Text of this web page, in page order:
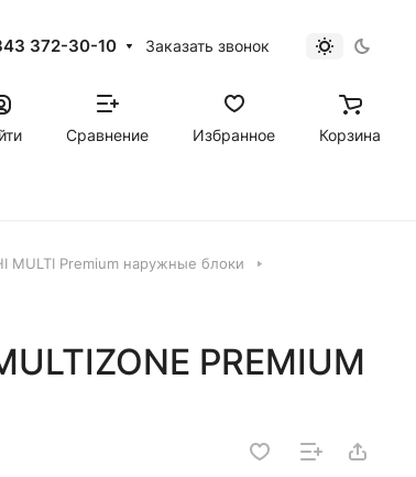
372-30-10 Заказать звонок
Сравнение Избранное Корзина
MULTI Premium наружные блоки
PREMIUM